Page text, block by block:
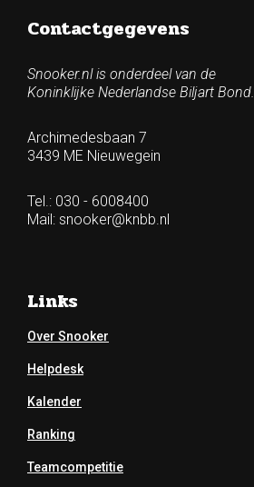
Contactgegevens
Snooker.nl is onderdeel van de
Koninklijke Nederlandse Biljart Bond.
Archimedesbaan 7
3439 ME Nieuwegein
Tel.: 030 - 6008400
Mail: snooker@knbb.nl
Links
Over Snooker
Helpdesk
Kalender
Ranking
Teamcompetitie